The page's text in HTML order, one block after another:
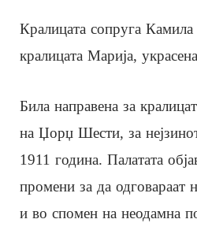
Кралицата сопруга
кралицата Марија,
Била направена за
на Џорџ Шести, за
1911 година. Палатата
промени за да одговараат
и во спомен на неодамна